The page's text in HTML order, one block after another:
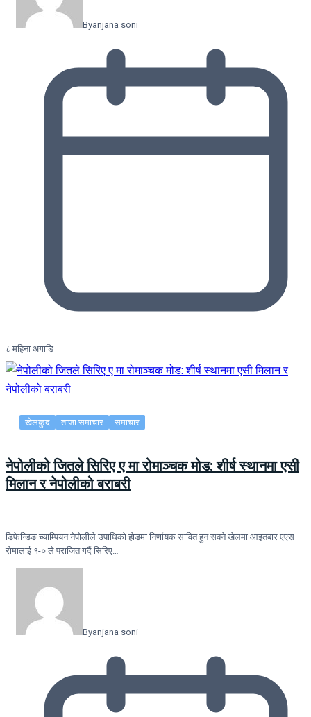
Byanjana soni
८ महिना अगाडि
खेलकुद ताजा समाचार समाचार
नेपोलीको जितले सिरिए ए मा रोमाञ्चक मोड: शीर्ष स्थानमा एसी
मिलान र नेपोलीको बराबरी
डिफेन्डिङ च्याम्पियन नेपोलीले उपाधिको होडमा निर्णायक सावित हुन सक्ने खेलमा आइतबार एएस
रोमालाई १-० ले पराजित गर्दै सिरिए…
Byanjana soni